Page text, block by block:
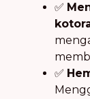
✅
✅